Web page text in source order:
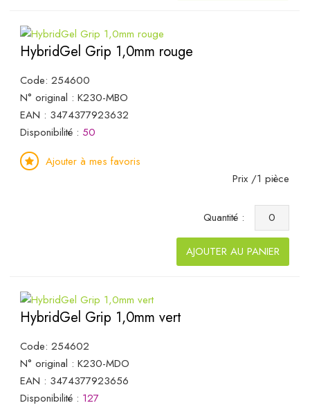
HybridGel Grip 1,0mm rouge
Code: 254600
N° original : K230-MBO
EAN : 3474377923632
Disponibilité : 50
Ajouter à mes favoris
Prix /1 pièce
Quantité :
AJOUTER AU PANIER
HybridGel Grip 1,0mm vert
Code: 254602
N° original : K230-MDO
EAN : 3474377923656
Disponibilité : 127